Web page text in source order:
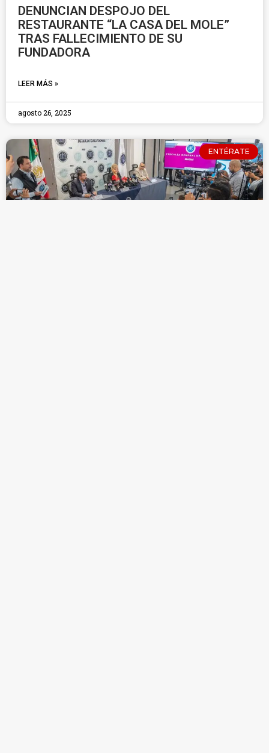
DENUNCIAN DESPOJO DEL
RESTAURANTE “LA CASA DEL MOLE”
TRAS FALLECIMIENTO DE SU
FUNDADORA
LEER MÁS »
agosto 26, 2025
ENTÉRATE